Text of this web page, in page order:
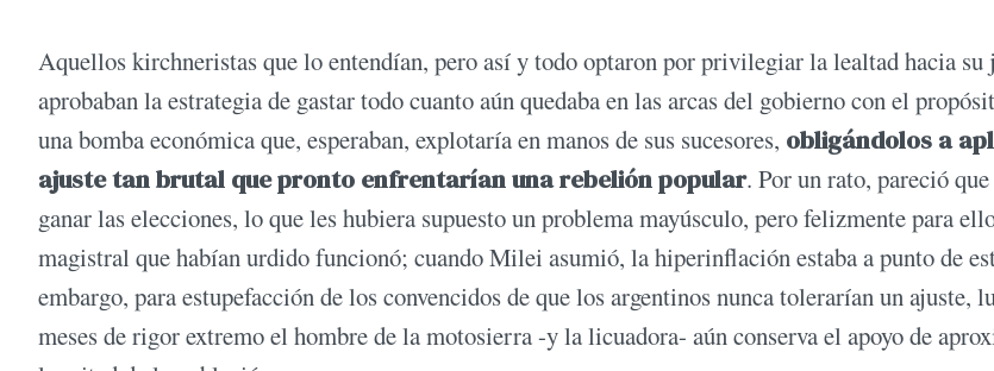
Aquellos kirchneristas que lo entendían, pero así y todo optaron por privilegiar la lealtad hacia su
aprobaban la estrategia de gastar todo cuanto aún quedaba en las arcas del gobierno con el
una bomba económica que, esperaban, explotaría en manos de sus sucesores, obligándolos a
ajuste tan brutal que pronto enfrentarían una rebelión popular. Por un rato, pareció
ganar las elecciones, lo que les hubiera supuesto un problema mayúsculo, pero felizmente para
magistral que habían urdido funcionó; cuando Milei asumió, la hiperinflación estaba a punto de
embargo, para estupefacción de los convencidos de que los argentinos nunca tolerarían un ajuste,
meses de rigor extremo el hombre de la motosierra -y la licuadora- aún conserva el apoyo de